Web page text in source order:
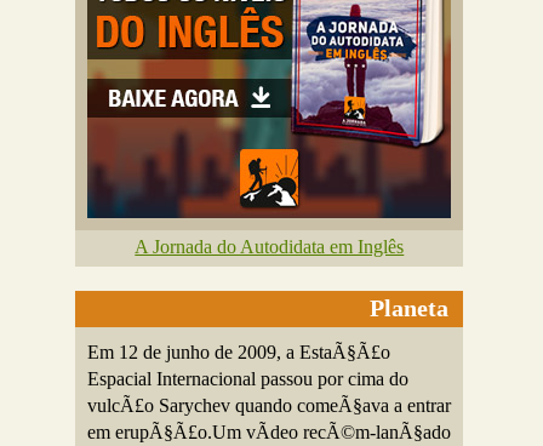
A Jornada do Autodidata em Inglês
Planeta
Em 12 de junho de 2009, a EstaÃ§Ã£o
Espacial Internacional passou por cima do
vulcÃ£o Sarychev quando comeÃ§ava a entrar
em erupÃ§Ã£o.Um vÃ­deo recÃ©m-lanÃ§ado